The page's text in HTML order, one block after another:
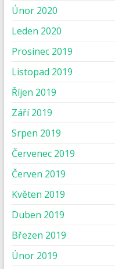
Únor 2020
Leden 2020
Prosinec 2019
Listopad 2019
Říjen 2019
Září 2019
Srpen 2019
Červenec 2019
Červen 2019
Květen 2019
Duben 2019
Březen 2019
Únor 2019